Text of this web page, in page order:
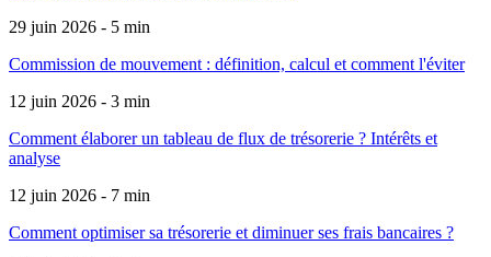
29 juin 2026 - 5 min
Commission de mouvement : définition, calcul et comment l'éviter
12 juin 2026 - 3 min
Comment élaborer un tableau de flux de trésorerie ? Intérêts et
analyse
12 juin 2026 - 7 min
Comment optimiser sa trésorerie et diminuer ses frais bancaires ?